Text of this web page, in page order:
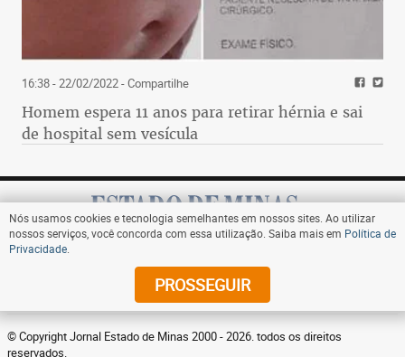
16:38 - 22/02/2022- Compartilhe
Homem espera 11 anos para retirar hérnia e sai
de hospital sem vesícula
Assine
© Copyright Jornal Estado de Minas 2000 - 2026. todos os direitos
reservados.
Nós usamos cookies e tecnologia semelhantes em nossos sites. Ao utilizar
nossos serviços, você concorda com essa utilização. Saiba mais em Política de
Privacidade
PROSSEGUIR